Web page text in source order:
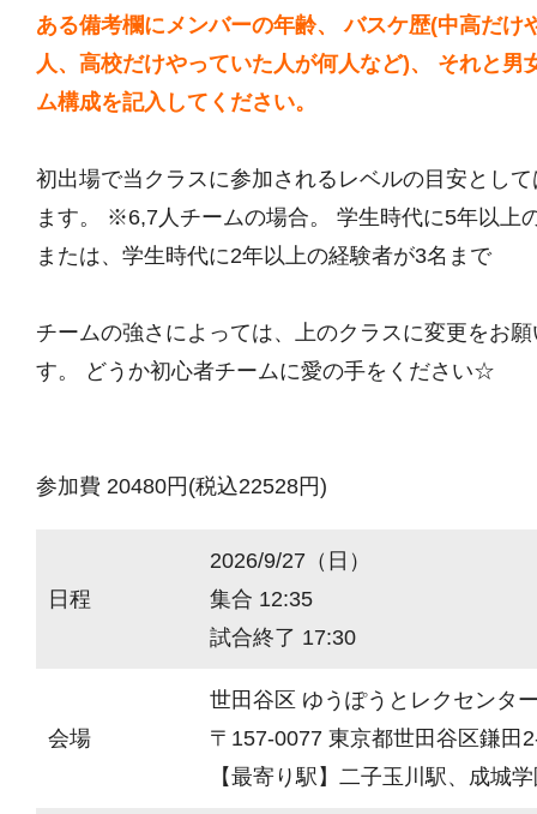
ある備考欄にメンバーの年齢、 バスケ歴(中高だけ
人、高校だけやっていた人が何人など)、 それと男
ム構成を記入してください。
初出場で当クラスに参加されるレベルの目安とし
ます。 ※6,7人チームの場合。 学生時代に5年以上
または、学生時代に2年以上の経験者が3名まで
チームの強さによっては、上のクラスに変更をお
す。 どうか初心者チームに愛の手をください☆
参加費 20480円(税込22528円)
日程
2026/9/27（日）
集合 12:35
試合終了 17:30
会場
世田谷区 ゆうぽうとレクセンタ
〒157-0077 東京都世田谷区鎌田
【最寄り駅】二子玉川駅、成城